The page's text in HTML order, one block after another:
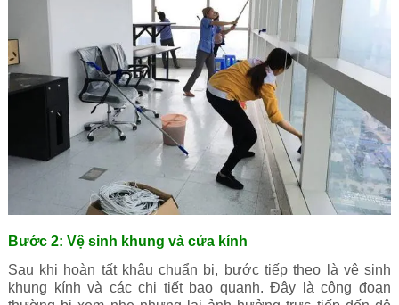
Bước 2: Vệ sinh khung và cửa kính
Sau khi hoàn tất khâu chuẩn bị, bước tiếp theo là vệ sinh
khung kính và các chi tiết bao quanh. Đây là công đoạn